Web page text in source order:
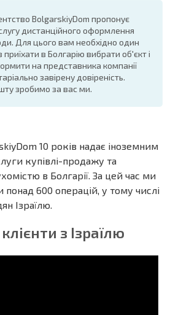
BolgarskiyDom пропонує
дистанційного оформлення
Для цього вам необхідно один
приїхати в Болгарію вибрати об'єкт і
на представника компанії
завірену довіреність.
зробимо за вас ми.
10 років надає іноземним
купівлі-продажу та
в Болгарії. За цей час ми
понад 600 операцій, у тому числі
Ізраїлю.
з Ізраїлю